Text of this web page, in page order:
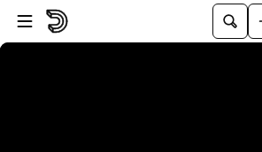
Pular para o player
Ir para o conteúdo principal